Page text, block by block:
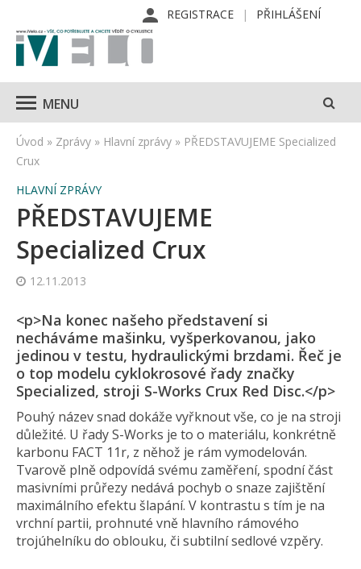
REGISTRACE PŘIHLÁŠENÍ
MENU
Úvod » Zprávy » Hlavní zprávy » PŘEDSTAVUJEME Specialized
Crux
HLAVNÍ ZPRÁVY
PŘEDSTAVUJEME
Specialized Crux
12.11.2013
<p>Na konec našeho představení si
necháváme mašinku, vyšperkovanou, jako
jedinou v testu, hydraulickými brzdami. Řeč je
o top modelu cyklokrosové řady značky
Specialized, stroji S-Works Crux Red Disc.</p>
Pouhý název snad dokáže vyřknout vše, co je na stroji
důležité. U řady S-Works je to o materiálu, konkrétně
karbonu FACT 11r, z něhož je rám vymodelován.
Tvarově plně odpovídá svému zaměření, spodní část
masivními průřezy nedává pochyb o snaze zajištění
maximálního efektu šlapání. V kontrastu s tím je na
vrchní partii, prohnuté vně hlavního rámového
trojúhelníku do oblouku, či subtilní sedlové vzpěry.